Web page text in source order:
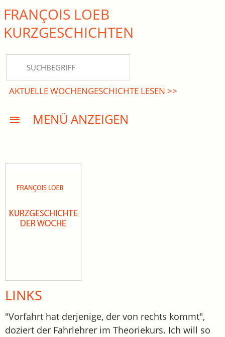
close Submenü
KURZGESCHICHTEN
DREISATZROMANE
PRESSE
FRANÇOIS LOEB
KURZ­GESCHICHTEN
AKTUELLE WOCHENGESCHICHTE LESEN >>
MENÜ ANZEIGEN
LINKS
"Vorfahrt hat derjenige, der von rechts kommt",
doziert der Fahrlehrer im Theoriekurs. Ich will so